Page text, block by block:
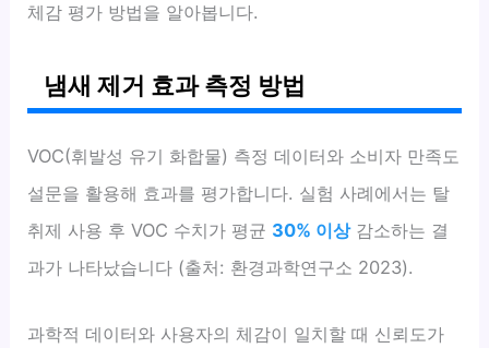
체감 평가 방법을 알아봅니다.
냄새 제거 효과 측정 방법
VOC(휘발성 유기 화합물) 측정 데이터와 소비자 만족도
설문을 활용해 효과를 평가합니다. 실험 사례에서는 탈
취제 사용 후 VOC 수치가 평균 30% 이상감소하는 결
과가 나타났습니다 (출처: 환경과학연구소 2023).
과학적 데이터와 사용자의 체감이 일치할 때 신뢰도가